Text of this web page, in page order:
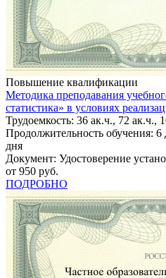
Повышение квалификации
Методика преподавания
статистика» в условиях
Трудоемкость: 36 ак.ч., 72 ак.ч.,
Продолжительность обучения:
дня
Документ: Удостоверение
от 950 руб.
ПОДРОБНО